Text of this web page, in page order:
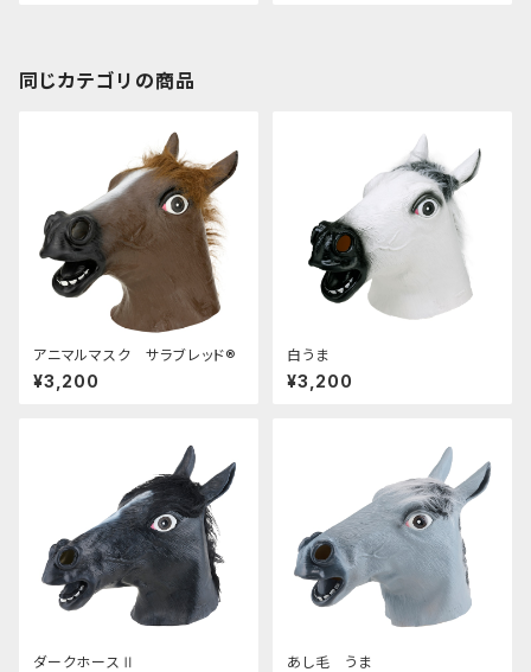
同じカテゴリの商品
アニマルマスク サラブレッド®
¥3,200
白うま
¥3,200
ダークホースⅡ あし毛 うま